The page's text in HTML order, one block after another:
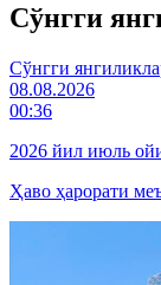
Cўнгги
Cўнгги
08.08.2026
00:36
2026 йил июль
Ҳаво ҳарорати